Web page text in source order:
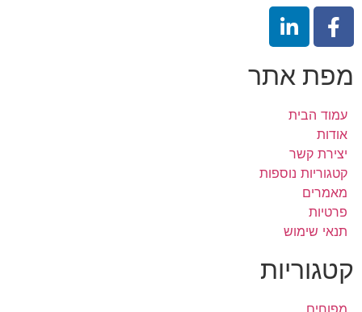
מפת אתר
עמוד הבית
אודות
יצירת קשר
קטגוריות נוספות
מאמרים
פרטיות
תנאי שימוש
קטגוריות